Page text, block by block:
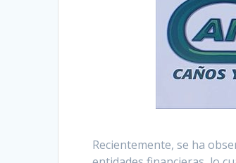
Recientemente, se ha